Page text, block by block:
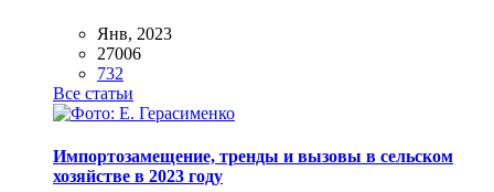
Янв, 2023
27006
732
Все статьи
Импортозамещение, тренды и вызовы в сельском
хозяйстве в 2023 году